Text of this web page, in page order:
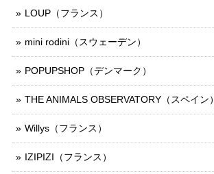
LOUP（フランス）
mini rodini（スウェーデン）
POPUPSHOP（デンマーク）
THE ANIMALS OBSERVATORY（スペイン）
Willys（フランス）
IZIPIZI（フランス）